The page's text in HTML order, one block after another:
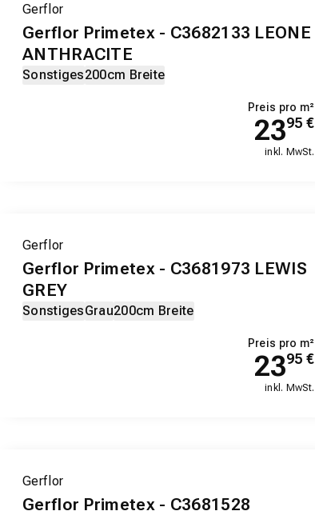
Gerflor
Gerflor Primetex - C3682133 LEONE
ANTHRACITE
Sonstiges200cm Breite
Preis pro m²
2395 €
inkl. MwSt.
Gerflor
Gerflor Primetex - C3681973 LEWIS
GREY
SonstigesGrau200cm Breite
Preis pro m²
2395 €
inkl. MwSt.
Gerflor
Gerflor Primetex - C3681528